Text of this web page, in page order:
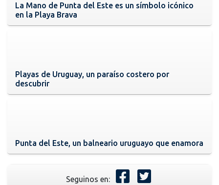
La Mano de Punta del Este es un símbolo icónico
en la Playa Brava
Playas de Uruguay, un paraíso costero por
descubrir
Punta del Este, un balneario uruguayo que enamora
Seguinos en: